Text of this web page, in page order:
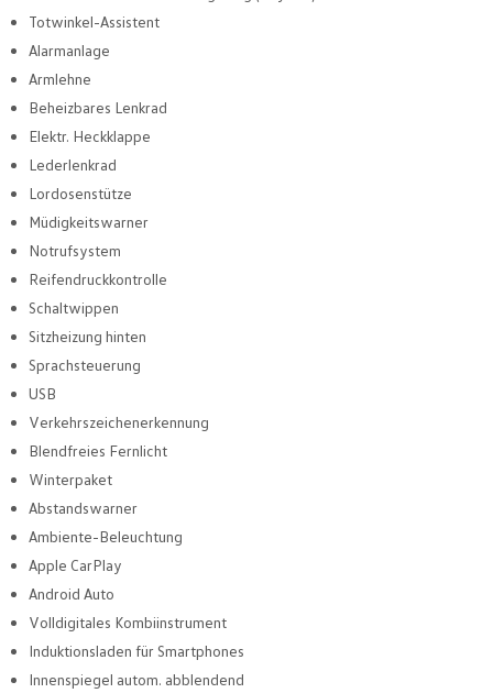
Totwinkel-Assistent
Alarmanlage
Armlehne
Beheizbares Lenkrad
Elektr. Heckklappe
Lederlenkrad
Lordosenstütze
Müdigkeitswarner
Notrufsystem
Reifendruckkontrolle
Schaltwippen
Sitzheizung hinten
Sprachsteuerung
USB
Verkehrszeichenerkennung
Blendfreies Fernlicht
Winterpaket
Abstandswarner
Ambiente-Beleuchtung
Apple CarPlay
Android Auto
Volldigitales Kombiinstrument
Induktionsladen für Smartphones
Innenspiegel autom. abblendend